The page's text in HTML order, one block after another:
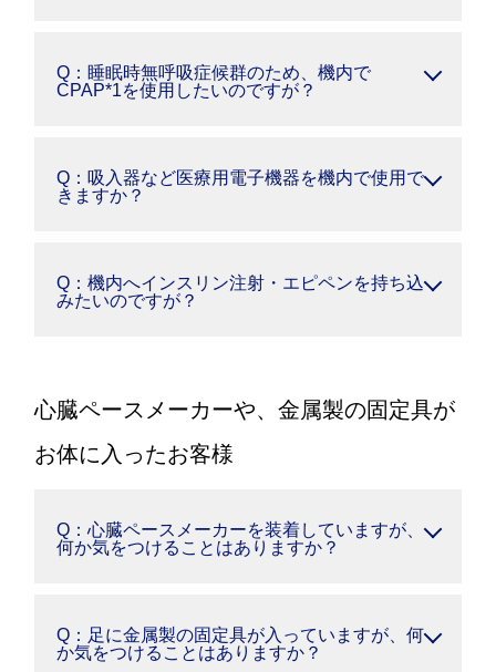
Q：睡眠時無呼吸症候群のため、機内で
CPAP*1を使用したいのですが？
Q：吸入器など医療用電子機器を機内で使用で
きますか？
Q：機内へインスリン注射・エピペンを持ち込
みたいのですが？
心臓ペースメーカーや、金属製の固定具が
お体に入ったお客様
Q：心臓ペースメーカーを装着していますが、
何か気をつけることはありますか？
Q：足に金属製の固定具が入っていますが、何
か気をつけることはありますか？